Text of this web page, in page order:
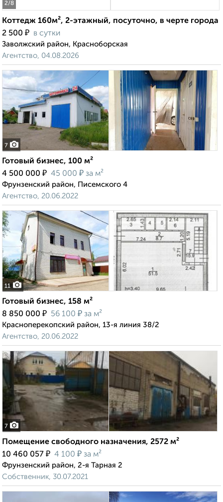
2/8
Коттедж 160м², 2-этажный, посуточно, в черте города
2 500 ₽ в сутки
Заволжский район, Красноборская
Агентство, 04.08.2026
7
Готовый бизнес, 100 м²
4 500 000 ₽ 45 000 ₽ за м²
Фрунзенский район, Писемского 4
Агентство, 20.06.2022
11
Готовый бизнес, 158 м²
8 850 000 ₽ 56 100 ₽ за м²
Красноперекопский район, 13-я линия 38/2
Агентство, 20.06.2022
7
Помещение свободного назначения, 2572 м²
10 460 057 ₽ 4 100 ₽ за м²
Фрунзенский район, 2-я Тарная 2
Собственник, 30.07.2021